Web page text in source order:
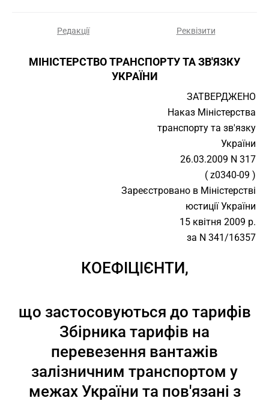
Редакції Реквізити
МІНІСТЕРСТВО ТРАНСПОРТУ ТА ЗВ'ЯЗКУ
УКРАЇНИ
ЗАТВЕРДЖЕНО
Наказ Міністерства
транспорту та зв'язку
України
26.03.2009 N 317
( z0340-09 )
Зареєстровано в Міністерстві
юстиції України
15 квітня 2009 р.
за N 341/16357
КОЕФІЦІЄНТИ,
що застосовуються до тарифів
Збірника тарифів на
перевезення вантажів
залізничним транспортом у
межах України та пов'язані з